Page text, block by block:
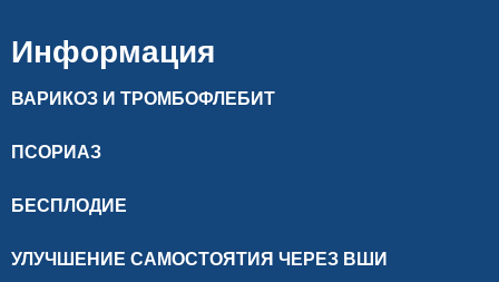
Информация
ВАРИКОЗ И ТРОМБОФЛЕБИТ
ПСОРИАЗ
БЕСПЛОДИЕ
УЛУЧШЕНИЕ САМОСТОЯТИЯ ЧЕРЕЗ ВШИ